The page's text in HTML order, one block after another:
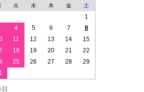
火 水 木 金 土
1
4 5 6 7
8
11 12 13 14
15
18 19 20 21
22
25 26 27 28
29
日